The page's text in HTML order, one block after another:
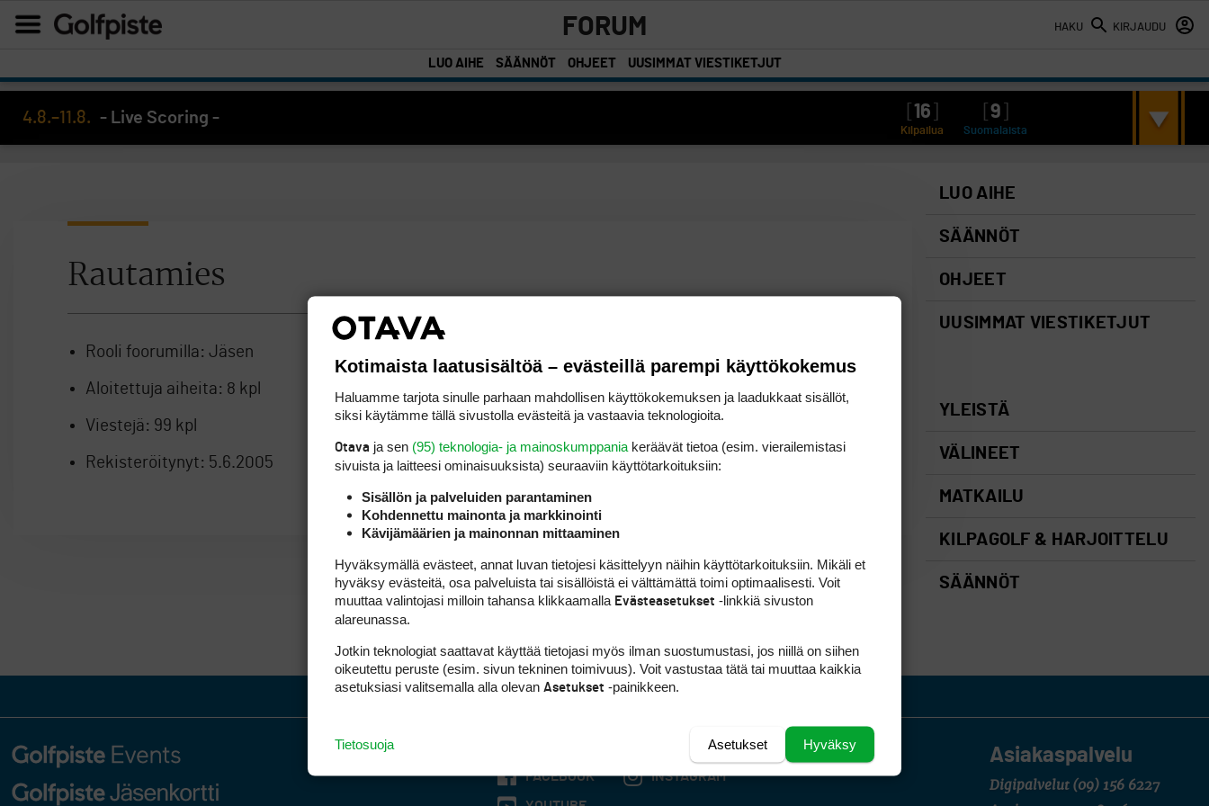
HAKU KIRJAUDU
FORUM
LUO AIHE SÄÄNNÖT OHJEET UUSIMMAT VIESTIKETJUT
4.8.–11.8. - Live Scoring - 16 9
Kilpailua Suomalaista
Rautamies
Rooli foorumilla: Jäsen
Aloitettuja aiheita: 8 kpl
Viestejä: 99 kpl
Rekisteröitynyt: 5.6.2005
LUO AIHE
SÄÄNNÖT
OHJEET
UUSIMMAT VIESTIKETJUT
YLEISTÄ
VÄLINEET
MATKAILU
KILPAGOLF & HARJOITTELU
SÄÄNNÖT
Asiakaspalvelu
Digipalvelut (09) 156 6227
FACEBOOK INSTAGRAM
Kotimaista laatusisältöä – evästeillä parempi käyttökokemus
Haluamme tarjota sinulle parhaan mahdollisen käyttökokemuksen ja laadukkaat sisällöt,
siksi käytämme tällä sivustolla evästeitä ja vastaavia teknologioita.
Otava ja sen (95) teknologia- ja mainoskumppania keräävät tietoa (esim. vierailemis­tasi
sivuista ja laitteesi ominaisuuk­sista) seuraaviin käyttötarkoituksiin:
Sisällön ja palveluiden parantaminen
Kohdennettu mainonta ja markkinointi
Kävijämäärien ja mainonnan mittaaminen
Hyväksymällä evästeet, annat luvan tietojesi käsittelyyn näihin käyttötarkoituksiin. Mikäli et
hyväksy evästeitä, osa palveluista tai sisällöistä ei välttämättä toimi optimaalisesti. Voit
muuttaa valintojasi milloin tahansa klikkaamalla Evästeasetukset -linkkiä sivuston
alareunassa.
Jotkin teknologiat saattavat käyttää tietojasi myös ilman suostumustasi, jos niillä on siihen
oikeutettu peruste (esim. sivun tekninen toimivuus). Voit vastustaa tätä tai muuttaa kaikkia
asetuksiasi valitsemalla alla olevan Asetukset -painikkeen.
Hyväksy
Asetukset
Tietosuoja